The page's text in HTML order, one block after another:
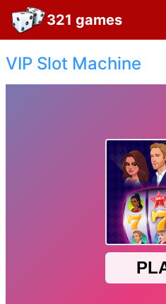
321 games
VIP Slot Machine